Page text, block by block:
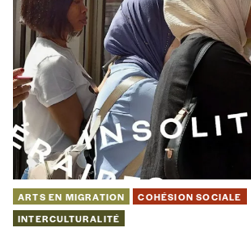
Ouvert du lundi au vendredi de 9h à 13h et de 14h à 17h30.
Suivez-nous!
Restez informé!
S'INSCRIRE